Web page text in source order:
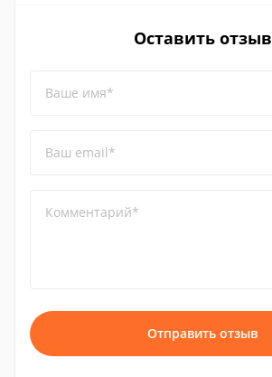
Оставить отзыв
Ваше имя*
Ваш email*
Комментарий*
Отправить отзыв